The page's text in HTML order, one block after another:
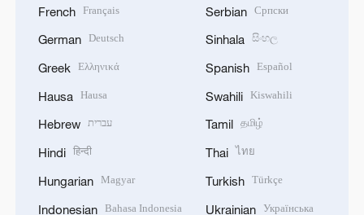
French Français
German Deutsch
Greek Ελληνικά
Hausa Hausa
Hebrew עברית
Hindi हिन्दी
Hungarian Magyar
Indonesian Bahasa Indonesia
Serbian Српски
Sinhala සිංහල
Spanish Español
Swahili Kiswahili
Tamil தமிழ்
Thai ไทย
Turkish Türkçe
Ukrainian Українська